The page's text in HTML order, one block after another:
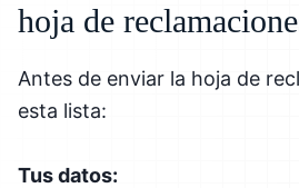
hoja de
Antes de enviar la hoja de
esta lista:
Tus datos: